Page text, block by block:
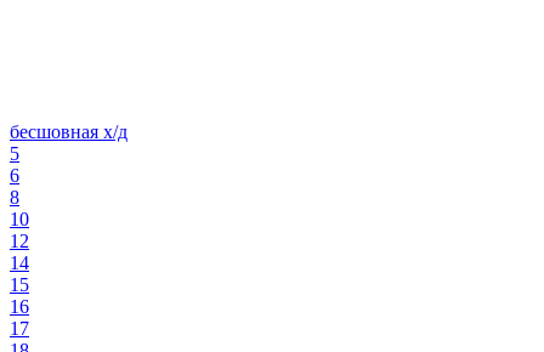
бесшовная х/д
5
6
8
10
12
14
15
16
17